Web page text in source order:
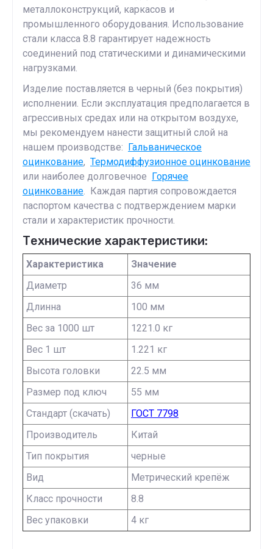
металлоконструкций, каркасов и
промышленного оборудования. Использование
стали класса 8.8 гарантирует надежность
соединений под статическими и динамическими
нагрузками.
Изделие поставляется в черный (без покрытия)
исполнении. Если эксплуатация предполагается в
агрессивных средах или на открытом воздухе,
мы рекомендуем нанести защитный слой на
нашем производстве: Гальваническое
оцинкование, Термодиффузионное оцинкование
или наиболее долговечное Горячее
оцинкование. Каждая партия сопровождается
паспортом качества с подтверждением марки
стали и характеристик прочности.
Технические характеристики:
Характеристика
Значение
Диаметр
36 мм
Длинна
100 мм
Вес за 1000 шт
1221.0 кг
Вес 1 шт
1.221 кг
Высота головки
22.5 мм
Размер под ключ
55 мм
Стандарт (скачать)
ГОСТ 7798
Производитель
Китай
Тип покрытия
черные
Вид
Метрический крепёж
Класс прочности
8.8
Вес упаковки
4 кг